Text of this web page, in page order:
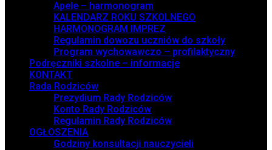
Apele – harmonogram
KALENDARZ ROKU SZKOLNEGO
HARMONOGRAM IMPREZ
Regulamin dowozu uczniów do szkoły
Program wychowawczo – profilaktyczny
Podręczniki szkolne – informacje
KONTAKT
Rada Rodziców
Prezydium Rady Rodziców
Konto Rady Rodziców
Regulamin Rady Rodziców
OGŁOSZENIA
Godziny konsultacji nauczycieli